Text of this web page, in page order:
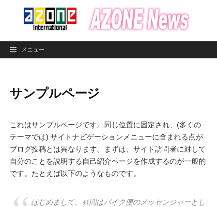
ン
メニュー
サンプルページ
これはサンプルページです。同じ位置に固定され、(多くの
テーマでは) サイトナビゲーションメニューに含まれる点が
ブログ投稿とは異なります。まずは、サイト訪問者に対して
自分のことを説明する自己紹介ページを作成するのが一般的
です。たとえば以下のようなものです。
はじめまして。昼間はバイク便のメッセンジャーとし